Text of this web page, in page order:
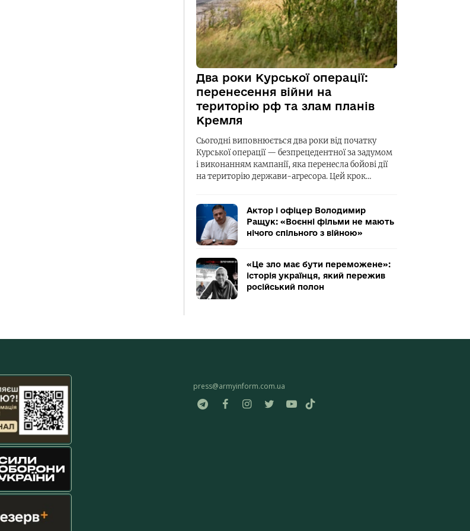
Два роки Курської операції:
перенесення війни на
територію рф та злам планів
Кремля
Сьогодні виповнюється два роки від початку
Курської операції — безпрецедентної за задумом
і виконанням кампанії, яка перенесла бойові дії
на територію держави-агресора. Цей крок…
Актор і офіцер Володимир
Ращук: «Воєнні фільми не мають
нічого спільного з війною»
«Це зло має бути переможене»:
історія українця, який пережив
російський полон
press@armyinform.com.ua